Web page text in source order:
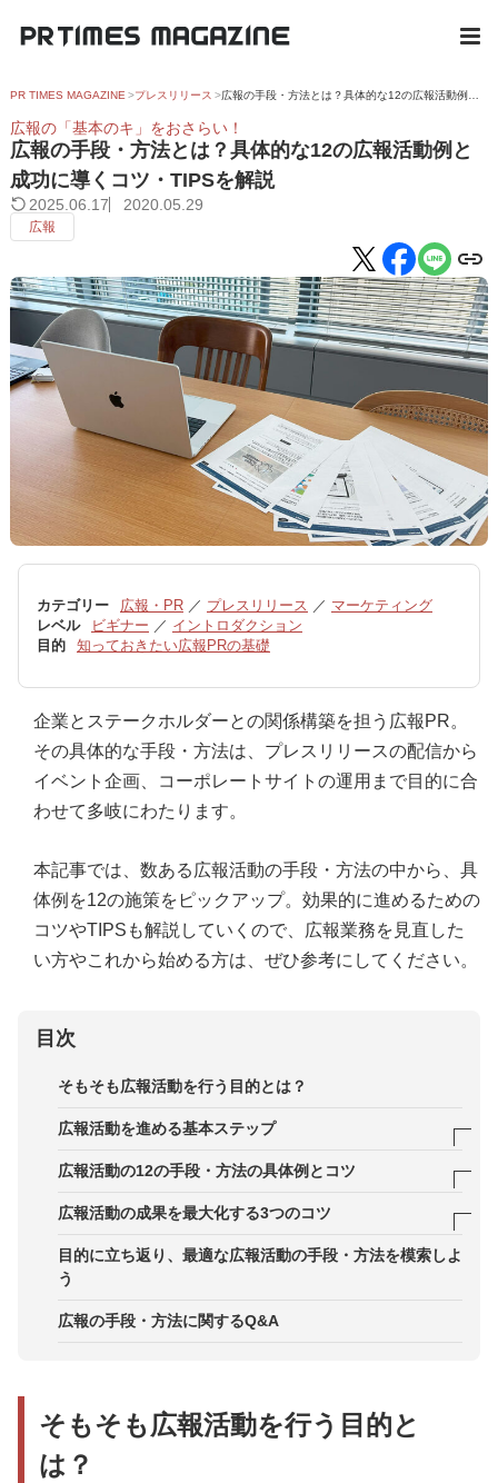
PR TIMES MAGAZINE プレスリリース
広報の「基本のキ」をおさらい！
広報の手段・方法とは？具体的な12の広報活動例と
成功に導くコツ・TIPSを解説
2025.06.17 2020.05.29
広報
カテゴリー 広報・PR ／ プレスリリース ／ マーケティング
レベル
ビギナー ／ イントロダクション
目的
知っておきたい広報PRの基礎
企業とステークホルダーとの関係構築を担う広報PR。
その具体的な手段・方法は、プレスリリースの配信から
イベント企画、コーポレートサイトの運用まで目的に合
わせて多岐にわたります。
本記事では、数ある広報活動の手段・方法の中から、具
体例を12の施策をピックアップ。効果的に進めるための
コツやTIPSも解説していくので、広報業務を見直した
い方やこれから始める方は、ぜひ参考にしてください。
目次
そもそも広報活動を行う目的とは？
広報活動を進める基本ステップ
STEP1．広報戦略の設計
STEP2．アウトプット設計
STEP3．効果測定と改善
広報活動の12の手段・方法の具体例とコツ
1．媒体・メディア研究
2．同業他社や競合・業界のリサーチ
4．記者発表会・説明会の開催
6. 社内報の作成
広報活動の成果を最大化する3つのコツ
1．ゴールから逆算した施策設計
目的に立ち返り、最適な広報活動の手段・方法を模索しよ
う
広報の手段・方法に関するQ&A
そもそも広報活動を行う目的と
は？